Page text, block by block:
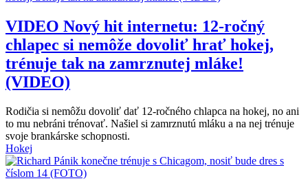
VIDEO Nový hit internetu: 12-ročný
chlapec si nemôže dovoliť hrať hokej,
trénuje tak na zamrznutej mláke!
(VIDEO)
Rodičia si nemôžu dovoliť dať 12-ročného chlapca na hokej, no ani
to mu nebráni trénovať. Našiel si zamrznutú mláku a na nej trénuje
svoje brankárske schopnosti.
Hokej